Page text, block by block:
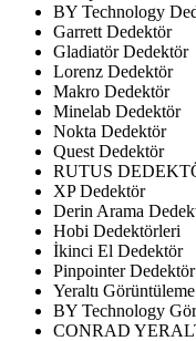
BY Technology
Garrett Dedektör
Gladiatör Dedektör
Lorenz Dedektör
Makro Dedektör
Minelab Dedektör
Nokta Dedektör
Quest Dedektör
RUTUS
XP Dedektör
Derin Arama
Hobi Dedektörleri
İkinci El Dedektör
Pinpointer Dedektör
Yeraltı Görüntüleme
BY Technology
CONRAD